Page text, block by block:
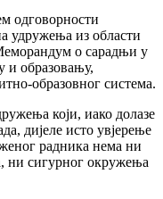
одговорности
удружења из области
о сарадњи у
и образовању,
образовног система.
који, иако долазе
дијеле исто увјерење
радника нема ни
ни сигурног окружења